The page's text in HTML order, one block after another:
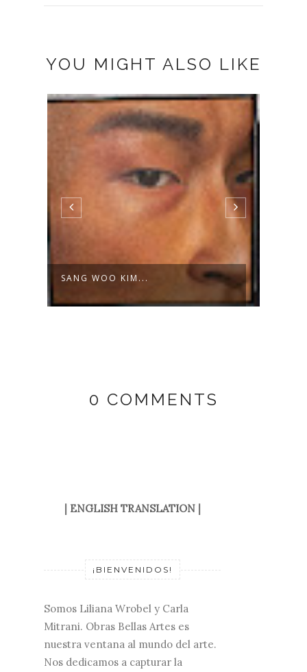
YOU MIGHT ALSO LIKE
SANG WOO KIM...
0 COMMENTS
| ENGLISH TRANSLATION|
¡BIENVENIDOS!
Somos Liliana Wrobel y Carla
Mitrani. Obras Bellas Artes es
nuestra ventana al mundo del arte.
Nos dedicamos a capturar la